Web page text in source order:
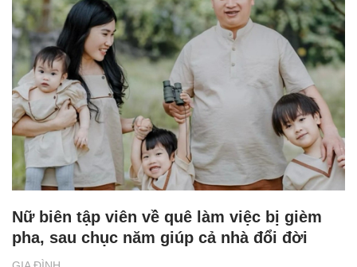
Nữ biên tập viên về quê làm việc bị gièm
pha, sau chục năm giúp cả nhà đổi đời